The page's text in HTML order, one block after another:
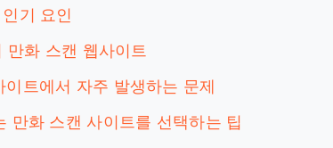
기 요인
만화 스캔 웹사이트
트에서 자주 발생하는 문제
만화 스캔 사이트를 선택하는 팁